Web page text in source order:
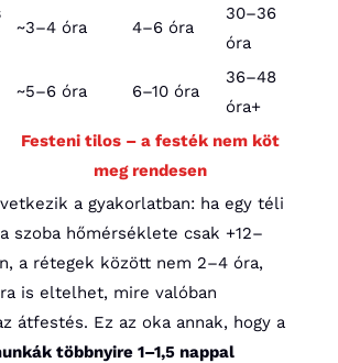
~3–4 óra 4–6 óra
30–36
óra
~5–6 óra 6–10 óra
36–48
óra+
Festeni tilos – a festék nem köt
meg rendesen
a gyakorlatban: ha egy téli
szoba hőmérséklete csak +12–
a rétegek között nem 2–4 óra,
is eltelhet, mire valóban
átfestés. Ez az oka annak, hogy a
többnyire 1–1,5 nappal